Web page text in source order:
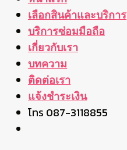
เลือกสินค้าและบริการ
บริการซ่อมมือถือ
เกี่ยวกับเรา
บทความ
ติดต่อเรา
แจ้งชำระเงิน
โทร 087-3118855